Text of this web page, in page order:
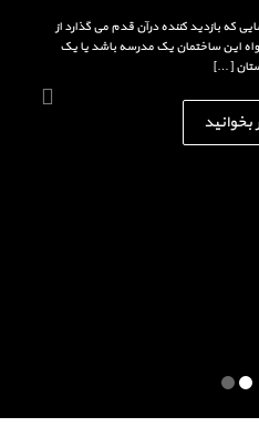
که بازدید کننده درآن قدم می گذارد از
این ساختمان یک مدرسه باشد یا یک
[…]
بخوانید